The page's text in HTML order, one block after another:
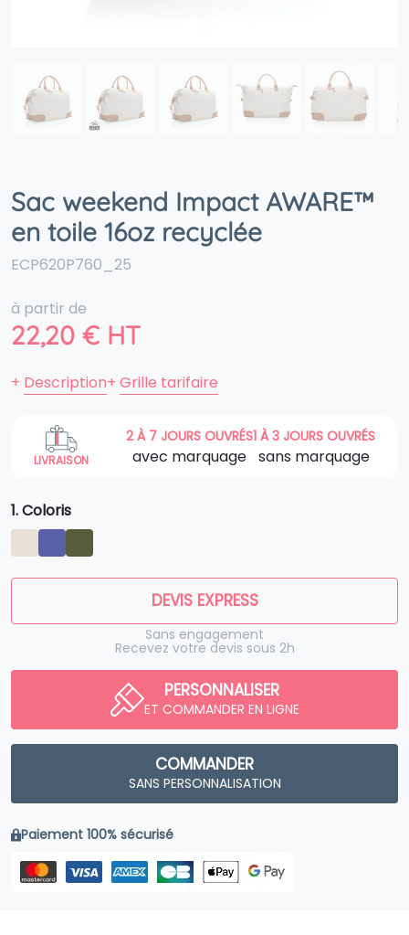
Sac weekend Impact AWARE™
en toile 16oz recyclée
ECP620P760_25
à partir de
22,20 € HT
+ Description+ Grille tarifaire
LIVRAISON
2 À 7 JOURS OUVRÉS
avec marquage
1 À 3 JOURS OUVRÉS
sans marquage
1. Coloris
DEVIS EXPRESS
Sans engagement
Recevez votre devis sous 2h
PERSONNALISER
ET COMMANDER EN LIGNE
COMMANDER
SANS PERSONNALISATION
Paiement 100% sécurisé